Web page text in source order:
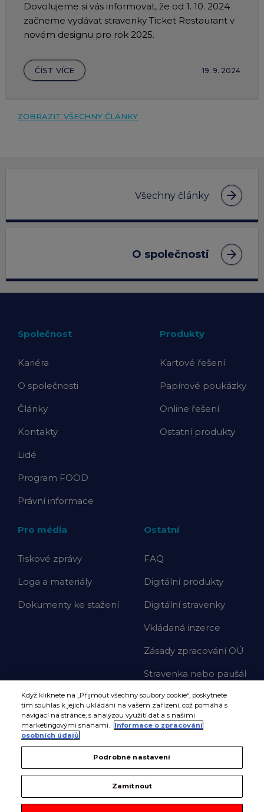
Dovolujeme si vás informovat, že od 1. 10. 2024
začneme vydávat stravenky Ticket Restaurant v
novém designu pro rok 2025.
ČÍST VÍCE 19. 9. 2024
ZOBRAZIT VŠECHNY ČLÁNKY
Všechny články arrow_forward
O společnosti arrow_forward
Společnost
Kariéra
O společnosti
Články
Kontakty
Lidé
Program FOOD
Právní informace
Produkty
Kartové řešení
Papírové poukázky
Online řešení
Ostatní produkty
Pro média
Tiskové zprávy
Loga a materiály
Dokumenty ke stažení
Ostatní
FAQ
Digitální produkty
Digitální stravenky
Vkládaná inzerce
Zásady zpracování OÚ
Stravenka nebo paušál
Když kliknete na „Přijmout všechny soubory cookie“, poskytnete
tím souhlas k jejich ukládání na vašem zařízení, což pomáhá s
navigací na stránce, s analýzou využití dat a s našimi
marketingovými snahami.
Informace o zpracování
osobních údajů
Podrobné nastavení
Zamítnout